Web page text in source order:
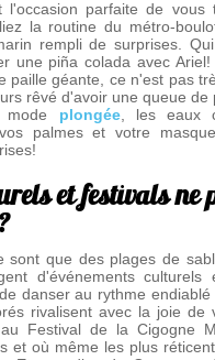
l'occasion parfaite de
la routine du métro-
rempli de surprises.
une piña colada avec
paille géante, ce n'est pas
rêvé d'avoir une queue
mode plongée, les eaux
palmes et votre
et festivals
sont que des plages de
d'événements
danser au rythme
rivalisent avec la joie de
Festival de la Cigogne
et où même les plus